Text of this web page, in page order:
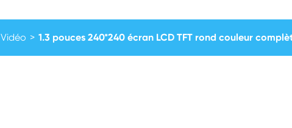
Vidéo 1.3 pouces 240*240 écran LCD TFT rond couleur